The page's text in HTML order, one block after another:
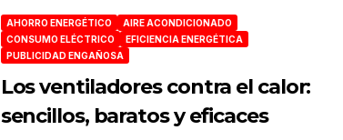
AHORRO ENERGÉTICO
AIRE ACONDICIONADO
CONSUMO ELÉCTRICO
EFICIENCIA ENERGÉTICA
PUBLICIDAD ENGAÑOSA
Los ventiladores contra el calor:
sencillos, baratos y eficaces